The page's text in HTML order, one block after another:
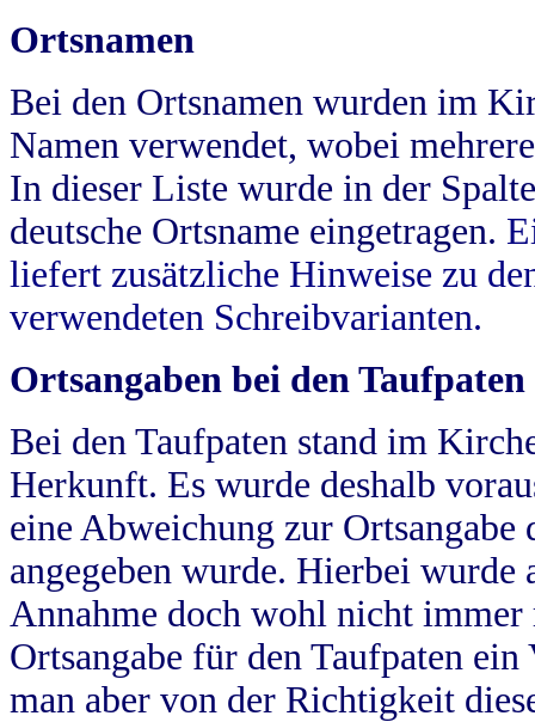
Ortsnamen
Bei den Ortsnamen wurden im
Namen verwendet, wobei
In dieser Liste wurde in der
deutsche Ortsname eingetragen.
liefert zusätzliche Hinweise zu
verwendeten Schreibvarianten.
Ortsangaben bei den Taufpaten
Bei den Taufpaten stand im
Herkunft. Es wurde deshalb
eine Abweichung zur
angegeben wurde. Hierbei wurde
Annahme doch wohl nicht
Ortsangabe für den Taufpaten
man aber von der Richtigkeit